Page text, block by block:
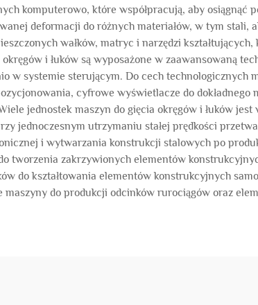
komputerowo, które współpracują, aby osiągnąć
deformacji do różnych materiałów, w tym
wałków, matryc i narzędzi kształtujących,
i łuków są wyposażone w zaawansowaną
systemie sterującym. Do cech technologicznych
cyfrowe wyświetlacze do
jednostek maszyn do gięcia okręgów i łuków
jednoczesnym utrzymaniu stałej prędkości
i wytwarzania konstrukcji stalowych po
tworzenia zakrzywionych elementów
do kształtowania elementów konstrukcyjnych
do produkcji odcinków rurociągów oraz